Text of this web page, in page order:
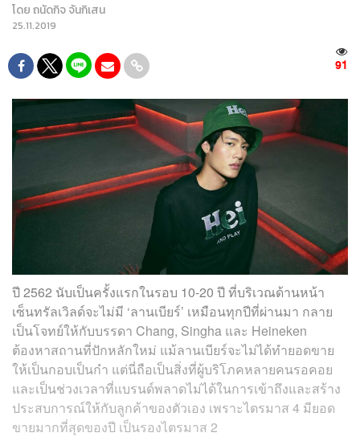
โดยถนัดกิจ จันกิเสน
25.11.2019
91
ปี 2562 นับเป็นครั้งแรกในรอบ 10-20 ปี ที่บริเวณด้านหน้า
เซ็นทรัลเวิลด์จะไม่มี ‘ลานเบียร์’ เหมือนทุกปีที่ผ่านมา กลาย
เป็นโจทย์ให้กับบรรดา Chang, Singha และ Heineken
ต้องหาสถานที่ปักหลักใหม่ แม้ลานเบียร์จะไม่ได้ทำยอดขาย
ให้เป็นกอบเป็นกำ แต่นี่ถือเป็นสิ่งที่ผู้บริโภคหลายคนรอคอย
และเป็นช่วงเวลาที่แบรนด์พลาดไม่ได้ในการเข้าถึงและสร้าง
ประสบการณ์ให้กับลูกค้าของตัวเอง เพราะไตรมาส 4 มียอด
ขายมากที่สุดของปี เป็นรองไตรมาส 2